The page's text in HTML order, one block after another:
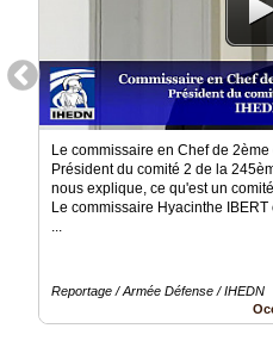
Agenda
Gazette
Vidéos
Médias
Prémium
Le commissaire en Chef de
Président du comité 2 de la
nous explique, ce qu'est un
Le commissaire Hyacinthe
...
Reportage / Armée Défense / IHEDN